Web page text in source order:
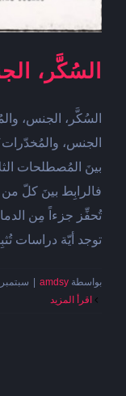
السُكَّر،
السُكَّر، الجنس،
الجنس،
بينَ المُصطلحات
فالرابِط بينَ كلّ من
تُحفِّز جزءاً مِن
توجد أيّة دراسات
بواسطة amdsy سبتمبر 7th, 2022